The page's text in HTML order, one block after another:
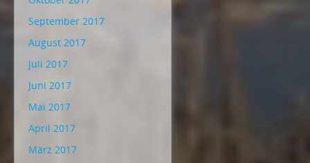
September 2017
August 2017
Juli 2017
Juni 2017
Mai 2017
April 2017
März 2017